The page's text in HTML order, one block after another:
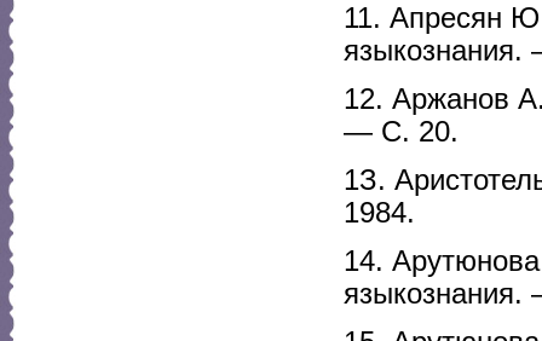
11. Апресян
12. Аржанов
— С. 20.
1З.
1984.
14.